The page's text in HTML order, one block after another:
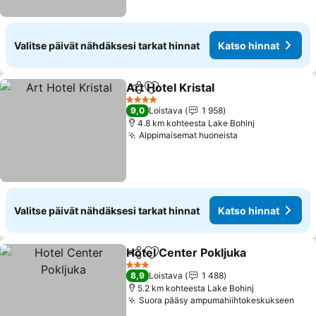
Valitse päivät nähdäksesi tarkat hinnat Katso hinnat
Jaa Lisää suosikkeihin
Art Hotel Kristal
4 Tähtiluokitus
9,0 Loistava
1 958
4.8 km kohteesta Lake Bohinj
Alppimaisemat huoneista
Valitse päivät nähdäksesi tarkat hinnat Katso hinnat
Jaa Lisää suosikkeihin
Hotel Center Pokljuka
3 Tähtiluokitus
8,9 Loistava
1 488
5.2 km kohteesta Lake Bohinj
Suora pääsy ampumahiihtokeskukseen